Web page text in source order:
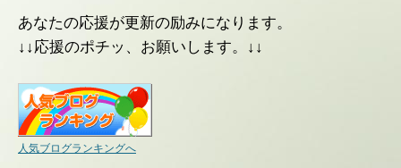
あなたの応援が更新の励みになります。
↓↓応援のポチッ、お願いします。↓↓
人気ブログランキングへ